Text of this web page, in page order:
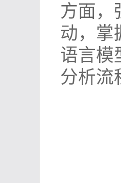
方面，
动，掌
语言模
分析流